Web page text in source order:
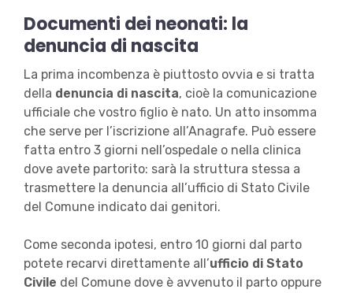
Documenti dei neonati: la
denuncia di nascita
La prima incombenza è piuttosto ovvia e si tratta
della denuncia di nascita, cioè la comunicazione
ufficiale che vostro figlio è nato. Un atto insomma
che serve per l’iscrizione all’Anagrafe. Può essere
fatta entro 3 giorni nell’ospedale o nella clinica
dove avete partorito: sarà la struttura stessa a
trasmettere la denuncia all’ufficio di Stato Civile
del Comune indicato dai genitori.
Come seconda ipotesi, entro 10 giorni dal parto
potete recarvi direttamente all’ufficio di Stato
Civile del Comune dove è avvenuto il parto oppure